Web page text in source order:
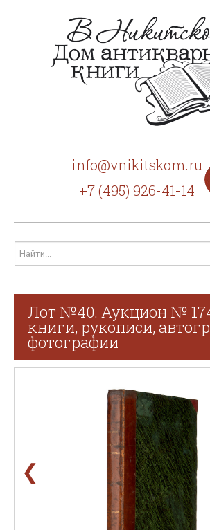
info@vnikitskom.ru
+7 (495) 926-41-14
Лот №40. Аукцион №
книги, рукописи,
фотографии
❮